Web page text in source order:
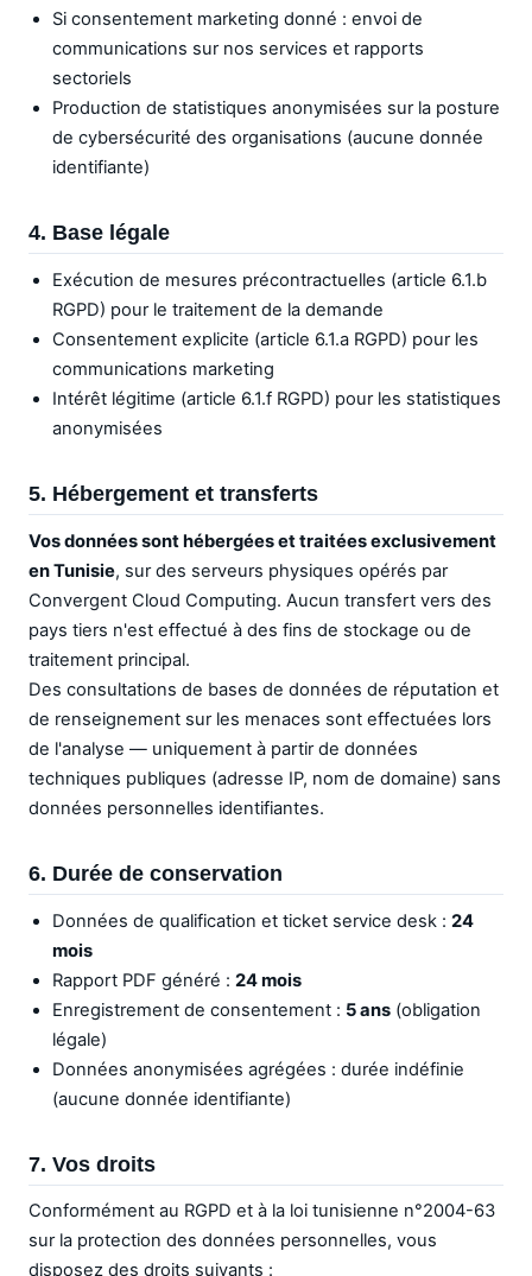
Si consentement marketing donné : envoi de
communications sur nos services et rapports
sectoriels
Production de statistiques anonymisées sur la posture
de cybersécurité des organisations (aucune donnée
identifiante)
4. Base légale
Exécution de mesures précontractuelles (article 6.1.b
RGPD) pour le traitement de la demande
Consentement explicite (article 6.1.a RGPD) pour les
communications marketing
Intérêt légitime (article 6.1.f RGPD) pour les statistiques
anonymisées
5. Hébergement et transferts
Vos données sont hébergées et traitées exclusivement
en Tunisie, sur des serveurs physiques opérés par
Convergent Cloud Computing. Aucun transfert vers des
pays tiers n'est effectué à des fins de stockage ou de
traitement principal.
Des consultations de bases de données de réputation et
de renseignement sur les menaces sont effectuées lors
de l'analyse — uniquement à partir de données
techniques publiques (adresse IP, nom de domaine) sans
données personnelles identifiantes.
6. Durée de conservation
Données de qualification et ticket service desk : 24
mois
Rapport PDF généré : 24 mois
Enregistrement de consentement : 5 ans (obligation
légale)
Données anonymisées agrégées : durée indéfinie
(aucune donnée identifiante)
7. Vos droits
Conformément au RGPD et à la loi tunisienne n°2004-63
sur la protection des données personnelles, vous
disposez des droits suivants :